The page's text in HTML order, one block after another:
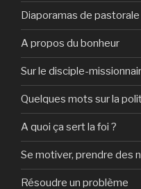
Diaporamas de
A propos du bonheur
Sur le disciple-
Quelques mots sur la
A quoi ça sert la foi ?
Se motiver, prendre des
Résoudre un problème